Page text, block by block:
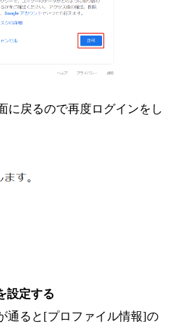
に戻るので再度ログインをし
設定する
通ると[プロファイル情報]の